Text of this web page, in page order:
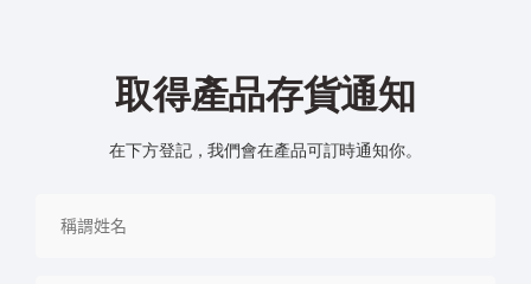
取得產品存貨通知
在下方登記，我們會在產品可訂時通知你。